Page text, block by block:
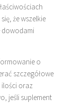
że wszelkie
dowodami
o
szczegółowe
ilości oraz
jeśli suplement